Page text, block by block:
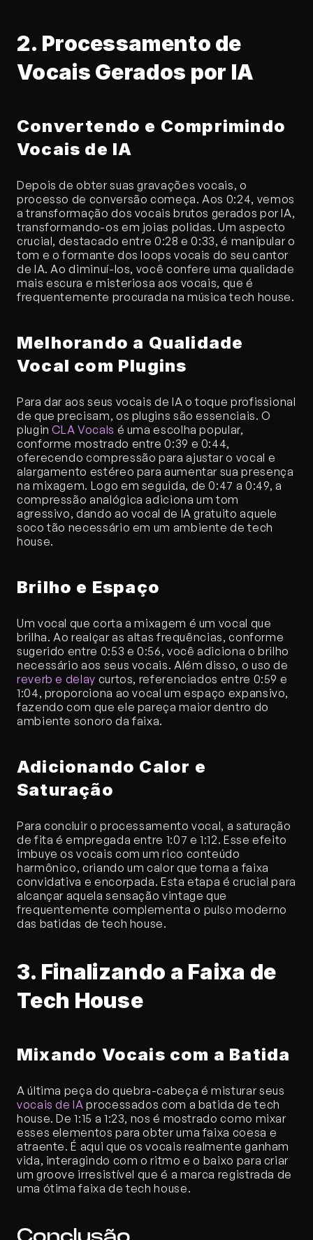
2. Processamento de
Vocais Gerados por IA
Convertendo e Comprimindo
Vocais de IA
Depois de obter suas gravações vocais, o
processo de conversão começa. Aos 0:24, vemos
a transformação dos vocais brutos gerados por IA,
transformando-os em joias polidas. Um aspecto
crucial, destacado entre 0:28 e 0:33, é manipular o
tom e o formante dos loops vocais do seu cantor
de IA. Ao diminuí-los, você confere uma qualidade
mais escura e misteriosa aos vocais, que é
frequentemente procurada na música tech house.
Melhorando a Qualidade
Vocal com Plugins
Para dar aos seus vocais de IA o toque profissional
de que precisam, os plugins são essenciais. O
plugin CLA Vocals é uma escolha popular,
conforme mostrado entre 0:39 e 0:44,
oferecendo compressão para ajustar o vocal e
alargamento estéreo para aumentar sua presença
na mixagem. Logo em seguida, de 0:47 a 0:49, a
compressão analógica adiciona um tom
agressivo, dando ao vocal de IA gratuito aquele
soco tão necessário em um ambiente de tech
house.
Brilho e Espaço
Um vocal que corta a mixagem é um vocal que
brilha. Ao realçar as altas frequências, conforme
sugerido entre 0:53 e 0:56, você adiciona o brilho
reverb e delay curtos, referenciados entre 0:59 e
1:04, proporciona ao vocal um espaço expansivo,
fazendo com que ele pareça maior dentro do
ambiente sonoro da faixa.
Adicionando Calor e
Saturação
Para concluir o processamento vocal, a saturação
de fita é empregada entre 1:07 e 1:12. Esse efeito
imbuye os vocais com um rico conteúdo
harmônico, criando um calor que torna a faixa
convidativa e encorpada. Esta etapa é crucial para
alcançar aquela sensação vintage que
frequentemente complementa o pulso moderno
das batidas de tech house.
3. Finalizando a Faixa de
Tech House
Mixando Vocais com a Batida
vocais de IA processados com a batida de tech
house. De 1:15 a 1:23, nos é mostrado como mixar
esses elementos para obter uma faixa coesa e
atraente. É aqui que os vocais realmente ganham
vida, interagindo com o ritmo e o baixo para criar
um groove irresistível que é a marca registrada de
uma ótima faixa de tech house.